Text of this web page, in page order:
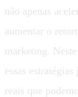
não apenas
aumentar o
marketing.
essas
reais que